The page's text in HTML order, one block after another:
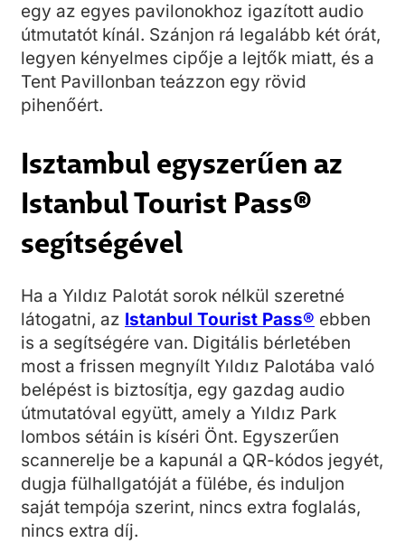
egy az egyes pavilonokhoz igazított audio
útmutatót kínál. Szánjon rá legalább két órát,
legyen kényelmes cipője a lejtők miatt, és a
Tent Pavillonban teázzon egy rövid
pihenőért.
Isztambul egyszerűen az
Istanbul Tourist Pass®
segítségével
Ha a Yıldız Palotát sorok nélkül szeretné
látogatni, az Istanbul Tourist Pass® ebben
is a segítségére van. Digitális bérletében
most a frissen megnyílt Yıldız Palotába való
belépést is biztosítja, egy gazdag audio
útmutatóval együtt, amely a Yıldız Park
lombos sétáin is kíséri Önt. Egyszerűen
scannerelje be a kapunál a QR-kódos jegyét,
dugja fülhallgatóját a fülébe, és induljon
saját tempója szerint, nincs extra foglalás,
nincs extra díj.